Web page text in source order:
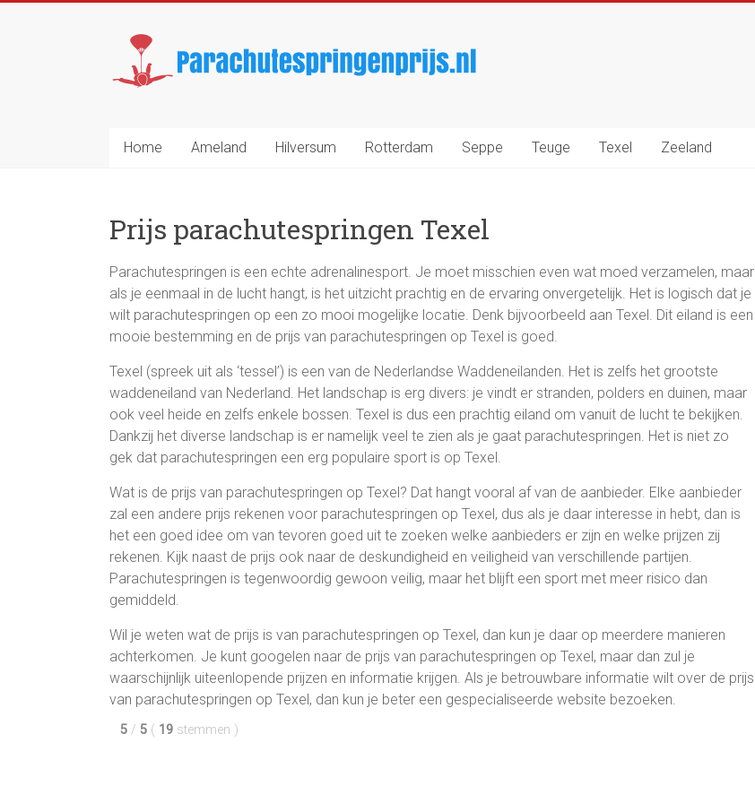
Parachutespringenprijs.nl
De
parachutespringen
Home Ameland Hilversum Rotterdam Seppe Teuge Texel Zeeland
Prijs parachutespringen Texel
Parachutespringen is een echte adrenalinesport. Je moet misschien even wat moed verzamelen, maar
als je eenmaal in de lucht hangt, is het uitzicht prachtig en de ervaring onvergetelijk. Het is logisch dat je
wilt parachutespringen op een zo mooi mogelijke locatie. Denk bijvoorbeeld aan Texel. Dit eiland is een
mooie bestemming en de prijs van parachutespringen op Texel is goed.
Texel (spreek uit als ‘tessel’) is een van de Nederlandse Waddeneilanden. Het is zelfs het grootste
waddeneiland van Nederland. Het landschap is erg divers: je vindt er stranden, polders en duinen, maar
ook veel heide en zelfs enkele bossen. Texel is dus een prachtig eiland om vanuit de lucht te bekijken.
Dankzij het diverse landschap is er namelijk veel te zien als je gaat parachutespringen. Het is niet zo
gek dat parachutespringen een erg populaire sport is op Texel.
Wat is de prijs van parachutespringen op Texel? Dat hangt vooral af van de aanbieder. Elke aanbieder
zal een andere prijs rekenen voor parachutespringen op Texel, dus als je daar interesse in hebt, dan is
het een goed idee om van tevoren goed uit te zoeken welke aanbieders er zijn en welke prijzen zij
rekenen. Kijk naast de prijs ook naar de deskundigheid en veiligheid van verschillende partijen.
Parachutespringen is tegenwoordig gewoon veilig, maar het blijft een sport met meer risico dan
gemiddeld.
Wil je weten wat de prijs is van parachutespringen op Texel, dan kun je daar op meerdere manieren
achterkomen. Je kunt googelen naar de prijs van parachutespringen op Texel, maar dan zul je
waarschijnlijk uiteenlopende prijzen en informatie krijgen. Als je betrouwbare informatie wilt over de prijs
van parachutespringen op Texel, dan kun je beter een gespecialiseerde website bezoeken.
5 / 5 ( 19 stemmen )